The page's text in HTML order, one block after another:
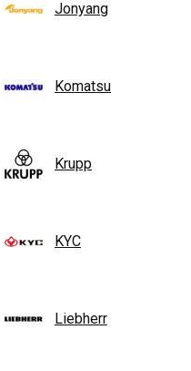
Jonyang
Komatsu
Krupp
KYC
Liebherr